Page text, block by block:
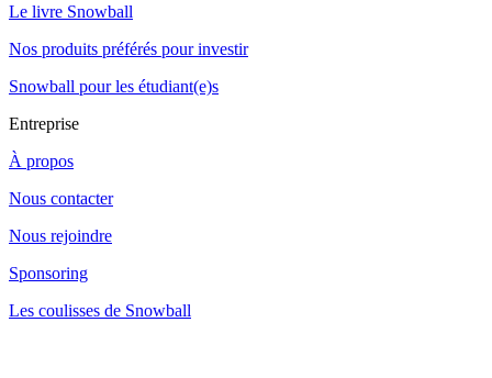
Le livre Snowball
Nos produits préférés pour investir
Snowball pour les étudiant(e)s
Entreprise
À propos
Nous contacter
Nous rejoindre
Sponsoring
Les coulisses de Snowball